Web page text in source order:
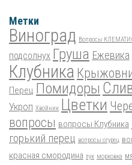
Метки
Виноград Вопросы
подсолнух Груша Ежевика
Клубника
Перец Помидоры
Укроп Хвойник Цветки
вопросы вопросы Клубника
горький перец вопросы огурец
красная смородина лук морковка